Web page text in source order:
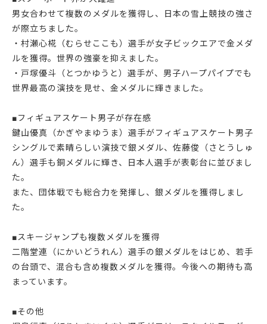
男女合わせて複数のメダルを獲得し、日本の雪上競技の強さ
が際立ちました。
・村瀬心椛（むらせここも）選手が女子ビックエアで金メダ
ルを獲得。世界の強豪を抑えました。
・戸塚優斗（とつかゆうと）選手が、男子ハープパイプでも
世界最高の演技を見せ、金メダルに輝きました。
■フィギュアスケート男子が存在感
鍵山優真（かぎやまゆうま）選手がフィギュアスケート男子
シングルで素晴らしい演技で銀メダル、佐藤俊（さとうしゅ
ん）選手も銅メダルに輝き、日本人選手が表彰台に並びまし
た。
また、団体戦でも総合力を発揮し、銀メダルを獲得しまし
た。
■スキージャンプも複数メダルを獲得
二階堂連（にかいどうれん）選手の銀メダルをはじめ、若手
の台頭で、混合も含め複数メダルを獲得。今後への期待も高
まっています。
■その他